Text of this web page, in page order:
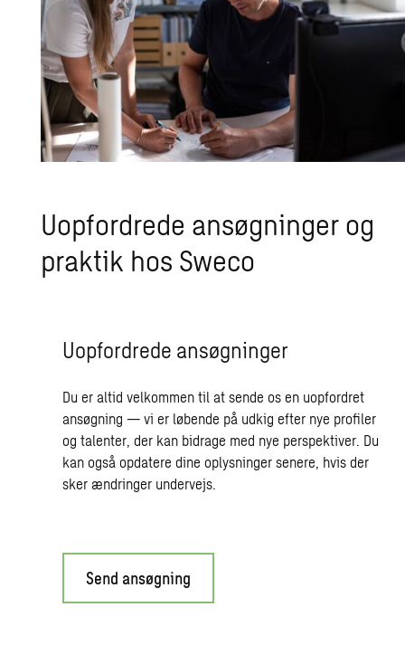
Uop­for­dre­de an­søg­nin­ger og
prak­tik hos Sweco
Uopfordrede ansøgninger
Du er altid velkommen til at sende os en uopfordret
ansøgning — vi er løbende på udkig efter nye profiler
og talenter, der kan bidrage med nye perspektiver. Du
kan også opdatere dine oplysninger senere, hvis der
sker ændringer undervejs.
Send ansøgning